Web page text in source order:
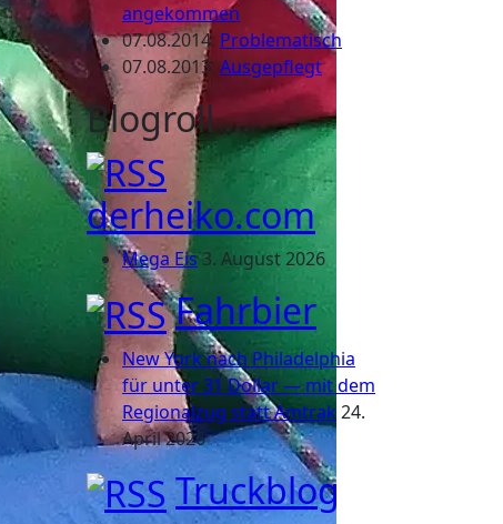
angekommen
07.08.2014: Problematisch
07.08.2013: Ausgepflegt
Blogroll …
derheiko.com
Mega Eis 3. August 2026
Fahrbier
New York nach Philadelphia
für unter 31 Dollar — mit dem
Regionalzug statt Amtrak 24.
April 2026
Truckblog